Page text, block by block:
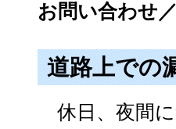
お問い合わせ
道路上での
休日、夜間に